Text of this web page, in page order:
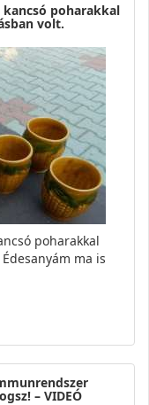
poharakkal
volt.
poharakkal
ma is
– VIDEÓ